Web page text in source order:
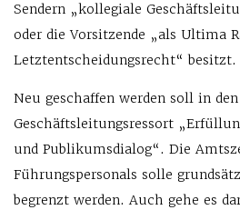
Sendern „kollegiale
oder die Vorsitzende „als Ultima
Letztentscheidungsrecht“ besitzt.
Neu geschaffen werden soll in
Geschäftsleitungsressort
und Publikumsdialog“. Die
Führungspersonals solle
begrenzt werden. Auch gehe es